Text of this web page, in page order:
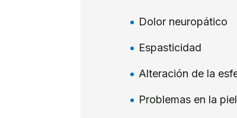
Dolor neuropático
Espasticidad
Alteración de la
Problemas en la